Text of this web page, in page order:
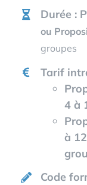
Durée :
ou
groupes
Tarif
4 à
à
Code